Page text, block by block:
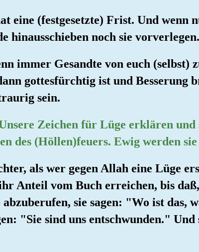
eine (festgesetzte) Frist. Und wenn
hinausschieben noch sie vorverlegen.
immer Gesandte von euch (selbst)
gottesfürchtig ist und Besserung
sein.
Zeichen für Lüge erklären
des (Höllen)feuers. Ewig werden
als wer gegen Allah eine Lüge
Anteil vom Buch erreichen, bis
sie sagen: "Wo ist das,
"Sie sind uns entschwunden." Und